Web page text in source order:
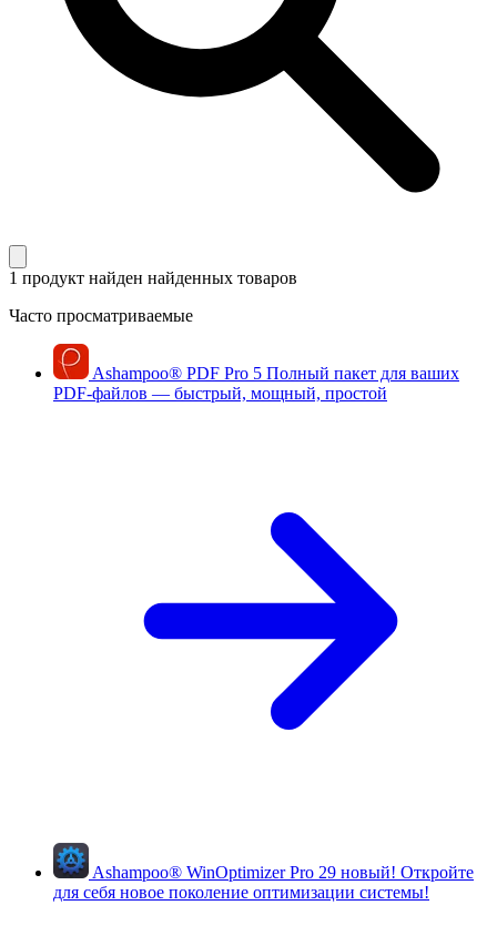
1 продукт найден найденных товаров
Часто просматриваемые
Ashampoo® PDF Pro 5 Полный пакет для ваших
PDF-файлов — быстрый, мощный, простой
Ashampoo® WinOptimizer Pro 29 новый! Откройте
для себя новое поколение оптимизации системы!